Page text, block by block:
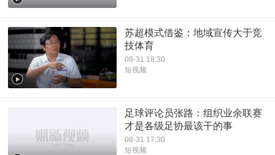
苏超模式借鉴：地域宣传大于竞
技体育
08-31 18:30
短视频
足球评论员张路：组织业余联赛
才是各级足协最该干的事
08-31 17:30
短视频